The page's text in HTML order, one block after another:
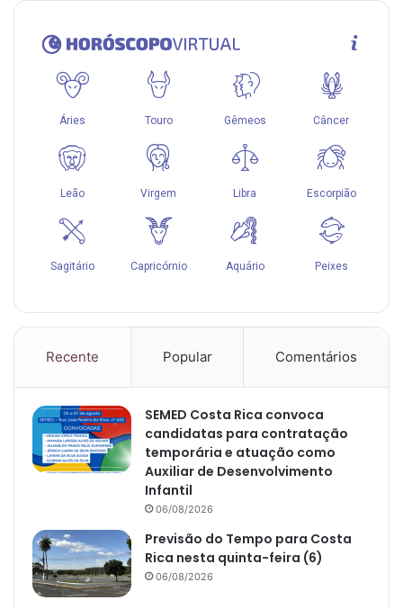
Recente Popular Comentários
SEMED Costa Rica convoca
candidatas para contratação
temporária e atuação como
Auxiliar de Desenvolvimento
Infantil
06/08/2026
Previsão do Tempo para Costa
Rica nesta quinta-feira (6)
06/08/2026